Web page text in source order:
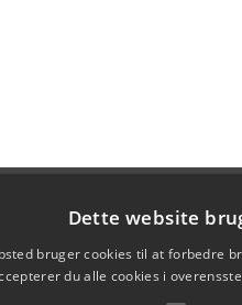
Dette website
bruger cookies til at forbedre
du alle cookies i